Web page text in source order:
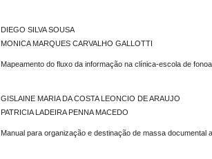
DIEGO SILVA SOUSA
MONICA MARQUES CARVALHO GALLOTTI
Mapeamento do fluxo da informação na clínica-escola de
GISLAINE MARIA DA COSTA LEONCIO DE ARAUJO
PATRICIA LADEIRA PENNA MACEDO
Manual para organização e destinação de massa documental